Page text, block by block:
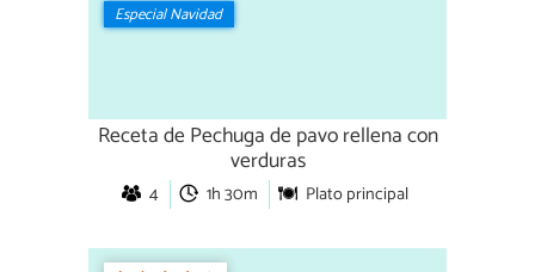
Especial Navidad
Receta de Pechuga de pavo rellena con
verduras
4 1h 30m Plato principal